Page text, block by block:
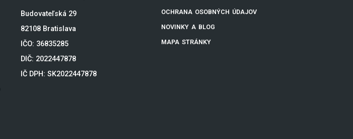
Budovateľská 29
82108 Bratislava
IČO: 36835285
DIČ: 2022447878
IČ DPH: SK2022447878
OCHRANA OSOBNÝCH ÚDAJOV
NOVINKY A BLOG
MAPA STRÁNKY